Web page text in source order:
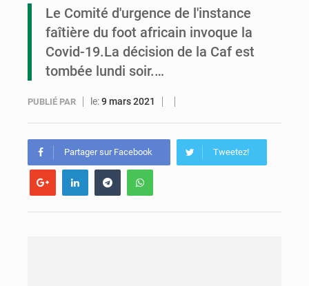
Le Congo se dote d’un programme national pour valoriser les produits forestiers non ligneux
Le Comité d'urgence de l'instance
faîtière du foot africain invoque la
Covid-19.La décision de la Caf est
tombée lundi soir.…
PUBLIÉ PAR le:9 mars 2021
Partager sur Facebook Tweetez!